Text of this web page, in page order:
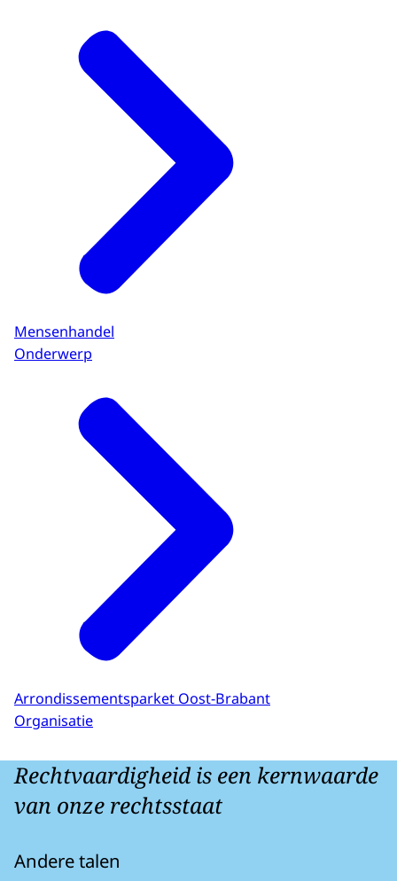
Mensenhandel
Onderwerp
Arrondissementsparket Oost-Brabant
Organisatie
Rechtvaardigheid is een kernwaarde
van onze rechtsstaat
Andere talen